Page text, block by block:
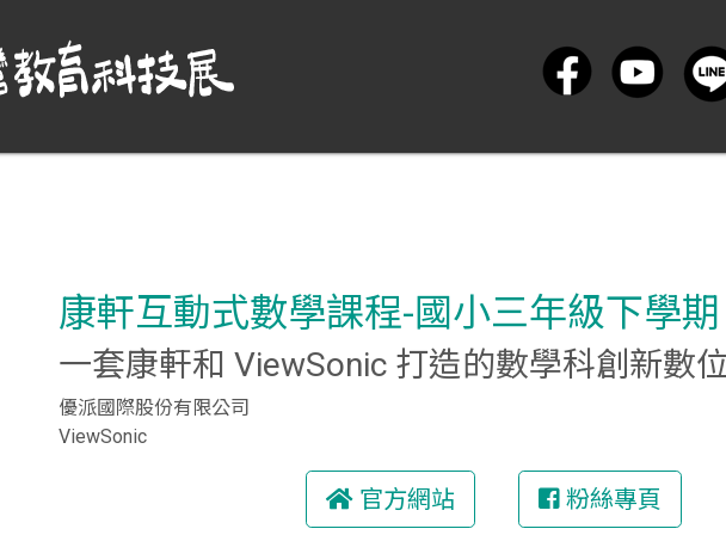
康軒互動式數學課程-國小三年級下學期
一套康軒和 ViewSonic 打造的數學科創新數
優派國際股份有限公司
ViewSonic
官方網站 粉絲專頁